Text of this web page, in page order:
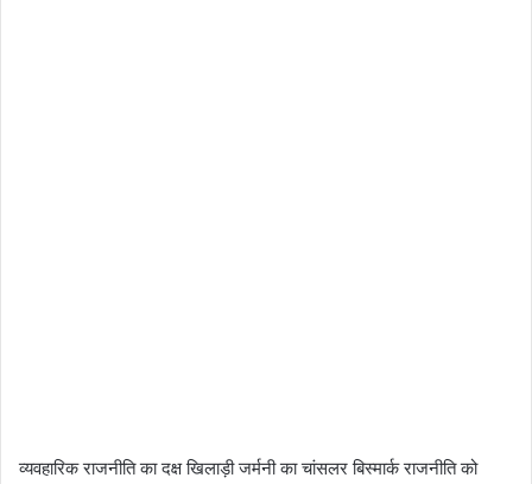
व्यवहारिक राजनीति का दक्ष खिलाड़ी जर्मनी का चांसलर बिस्मार्क राजनीति को